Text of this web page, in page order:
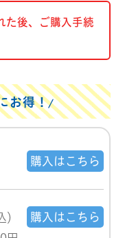
た後、ご購入手続
お得！
購入はこちら
）
購入はこちら